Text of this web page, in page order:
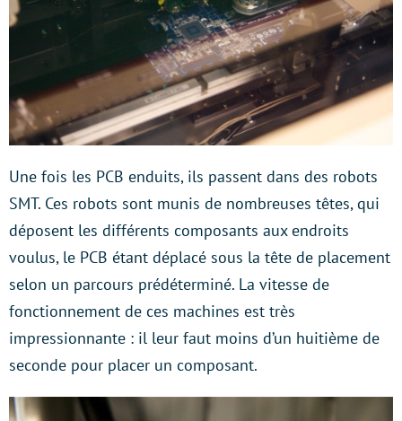
Une fois les PCB enduits, ils passent dans des robots
SMT. Ces robots sont munis de nombreuses têtes, qui
déposent les différents composants aux endroits
voulus, le PCB étant déplacé sous la tête de placement
selon un parcours prédéterminé. La vitesse de
fonctionnement de ces machines est très
impressionnante : il leur faut moins d’un huitième de
seconde pour placer un composant.